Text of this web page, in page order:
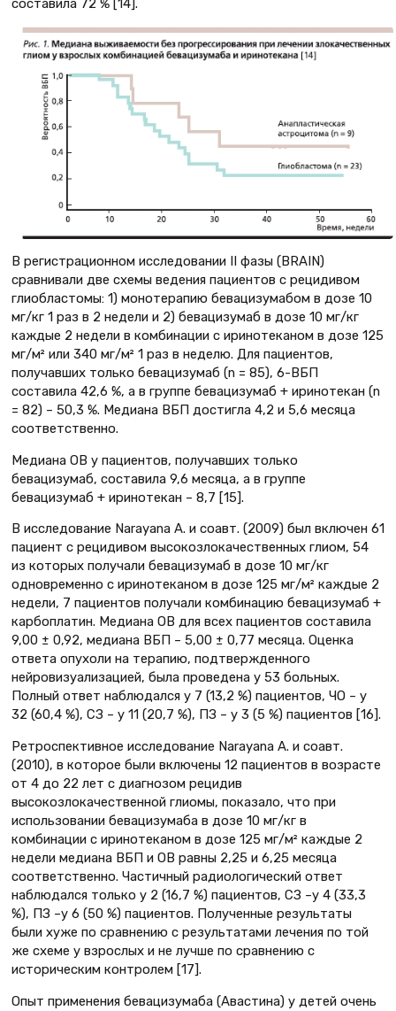
составила 72 % [14].
В регистрационном исследовании II фазы (BRAIN)
сравнивали две схемы ведения пациентов с рецидивом
глиобластомы: 1) монотерапию бевацизумабом в дозе 10
мг/кг 1 раз в 2 недели и 2) бевацизумаб в дозе 10 мг/кг
каждые 2 недели в комбинации с иринотеканом в дозе 125
мг/м² или 340 мг/м² 1 раз в неделю. Для пациентов,
получавших только бевацизумаб (n = 85), 6-ВБП
составила 42,6 %, а в группе бевацизумаб + иринотекан (n
= 82) – 50,3 %. Медиана ВБП достигла 4,2 и 5,6 месяца
соответственно.
Медиана OВ у пациентов, получавших только
бевацизумаб, составила 9,6 месяца, а в группе
бевацизумаб + иринотекан – 8,7 [15].
В исследование Narayana A. и соавт. (2009) был включен 61
пациент с рецидивом высокозлокачественных глиом, 54
из которых получали бевацизумаб в дозе 10 мг/кг
одновременно с иринотеканом в дозе 125 мг/м² каждые 2
недели, 7 пациентов получали комбинацию бевацизумаб +
карбоплатин. Медиана OВ для всех пациентов составила
9,00 ± 0,92, медиана ВБП – 5,00 ± 0,77 месяца. Оценка
ответа опухоли на терапию, подтвержденного
нейровизуализацией, была проведена у 53 больных.
Полный ответ наблюдался у 7 (13,2 %) пациентов, ЧО – у
32 (60,4 %), СЗ – у 11 (20,7 %), ПЗ – у 3 (5 %) пациентов [16].
Ретроспективное исследование Narayana А. и соавт.
(2010), в которое были включены 12 пациентов в возрасте
от 4 до 22 лет с диагнозом рецидив
высокозлокачественной глиомы, показало, что при
использовании бевацизумаба в дозе 10 мг/кг в
комбинации с иринотеканом в дозе 125 мг/м² каждые 2
недели медиана ВБП и ОВ равны 2,25 и 6,25 месяца
соответственно. Частичный радиологический ответ
наблюдался только у 2 (16,7 %) пациентов, СЗ –у 4 (33,3
%), ПЗ –у 6 (50 %) пациентов. Полученные результаты
были хуже по сравнению с результатами лечения по той
же схеме у взрослых и не лучше по сравнению с
историческим контролем [17].
Опыт применения бевацизумаба (Авастина) у детей очень